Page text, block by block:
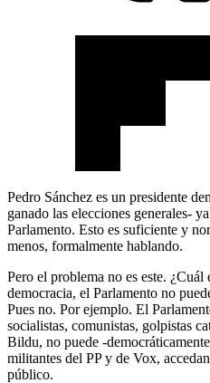
Pedro Sánchez es un presidente
ganado las elecciones generales-
Parlamento. Esto es suficiente y
menos, formalmente hablando.
Pero el problema no es este. ¿Cuál
democracia, el Parlamento no
Pues no. Por ejemplo. El
socialistas, comunistas, golpistas
Bildu, no puede -
militantes del PP y de Vox,
público.